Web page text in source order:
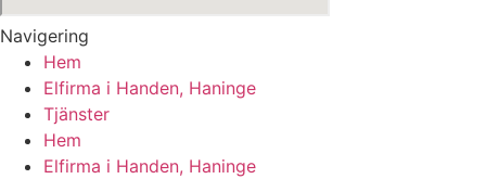
Navigering
Hem
Elfirma i Handen, Haninge
Tjänster
Hem
Elfirma i Handen, Haninge